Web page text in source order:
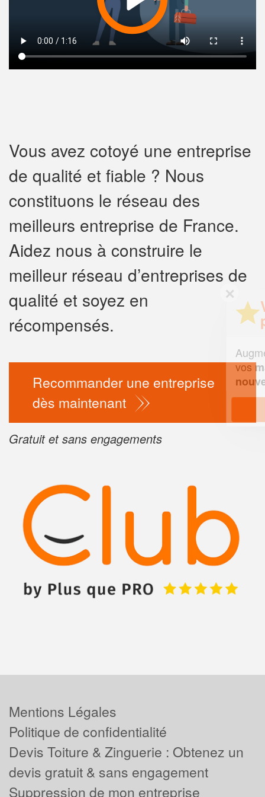
Vous avez cotoyé une entreprise
de qualité et fiable ? Nous
constituons le réseau des
meilleurs entreprise de France.
Aidez nous à construire le
meilleur réseau d’entreprises de
qualité et soyez en
récompensés.
Recommander une entreprise
dès maintenant
Gratuit et sans engagements
✕
Vous êtes un
professionnel ?
chiffre
vosmargestout en gagnant
nouveaux clients!
Mentions Légales
Politique de confidentialité
Devis Toiture & Zinguerie : Obtenez un
devis gratuit & sans engagement
Suppression de mon entreprise